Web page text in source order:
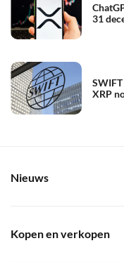
31
XRP
Nieuws
Kopen en verkopen